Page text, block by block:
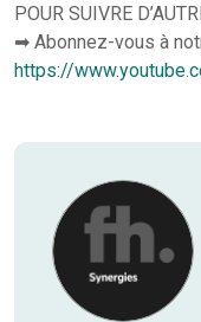
POUR SUIVRE
➡ Abonnez-vous à
https://